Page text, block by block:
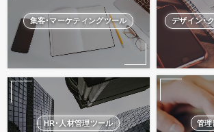
集客･マーケティングツール デザイン･
HR･人材管理ツール 管理